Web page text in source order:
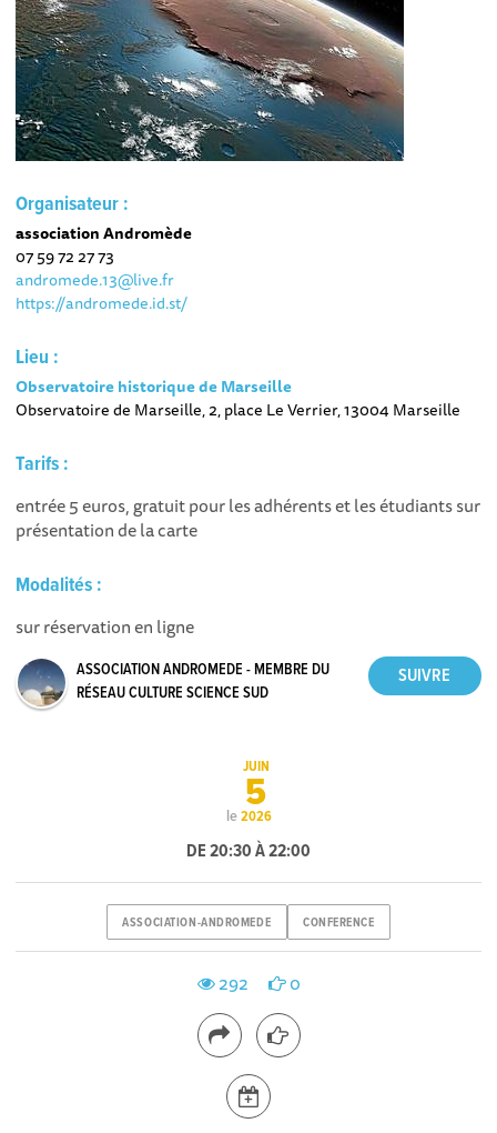
Organisateur :
association Andromède
07 59 72 27 73
andromede.13@live.fr
https://andromede.id.st/
Lieu :
Observatoire historique de Marseille
Observatoire de Marseille, 2, place Le Verrier, 13004 Marseille
Tarifs :
entrée 5 euros, gratuit pour les adhérents et les étudiants sur
présentation de la carte
Modalités :
sur réservation en ligne
ASSOCIATION ANDROMEDE - MEMBRE DU
RÉSEAU CULTURE SCIENCE SUD
le
JUIN
5
2026
DE 20:30 À 22:00
ASSOCIATION-ANDROMEDE CONFERENCE
292 0